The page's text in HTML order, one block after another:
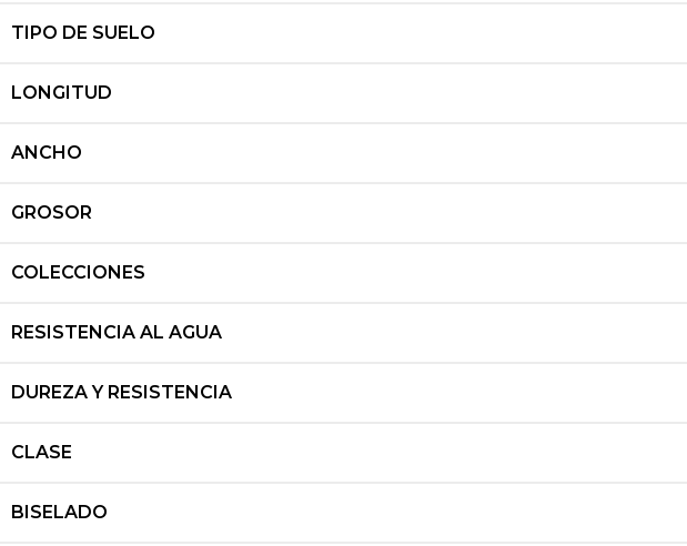
TIPO DE SUELO
LONGITUD
ANCHO
GROSOR
COLECCIONES
RESISTENCIA AL AGUA
DUREZA Y RESISTENCIA
CLASE
BISELADO